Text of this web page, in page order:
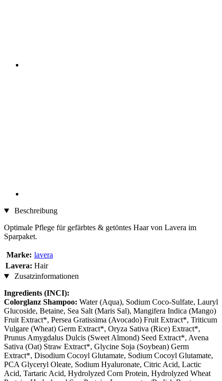
Beschreibung
Optimale Pflege für gefärbtes & getöntes Haar von Lavera im
Sparpaket.
Marke: lavera
Lavera: Hair
Zusatzinformationen
Ingredients (INCI):
Colorglanz Shampoo: Water (Aqua), Sodium Coco-Sulfate, Lauryl
Glucoside, Betaine, Sea Salt (Maris Sal), Mangifera Indica (Mango)
Fruit Extract*, Persea Gratissima (Avocado) Fruit Extract*, Triticum
Vulgare (Wheat) Germ Extract*, Oryza Sativa (Rice) Extract*,
Prunus Amygdalus Dulcis (Sweet Almond) Seed Extract*, Avena
Sativa (Oat) Straw Extract*, Glycine Soja (Soybean) Germ
Extract*, Disodium Cocoyl Glutamate, Sodium Cocoyl Glutamate,
PCA Glyceryl Oleate, Sodium Hyaluronate, Citric Acid, Lactic
Acid, Tartaric Acid, Hydrolyzed Corn Protein, Hydrolyzed Wheat